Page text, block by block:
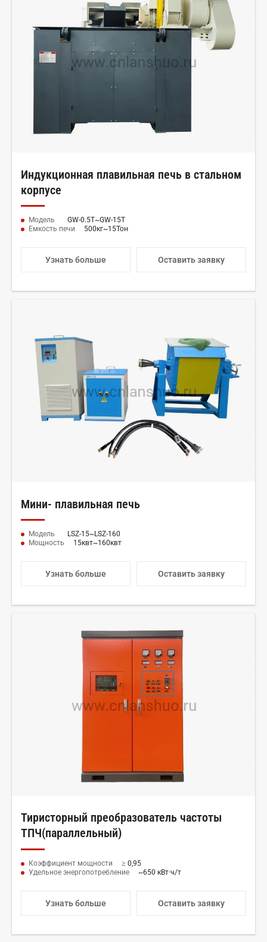
Индукционная плавильная печь в стальном
корпусе
Модель
GW-0.5Т~GW-15Т
Емкость печи
500кг~15Тон
Узнать больше Оставить заявку
Мини- плавильная печь
Модель
LSZ-15~LSZ-160
Мощность
15квт~160квт
Узнать больше Оставить заявку
Тиристорный преобразователь частоты
ТПЧ(параллельный)
Коэффициент мощности
≥ 0,95
Удельное энергопотребление
~650 кВт·ч/т
Узнать больше Оставить заявку